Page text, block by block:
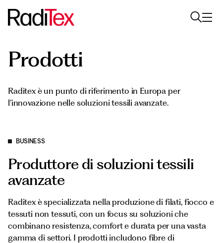
Contatti
Documenti
Italiano
English
Italiano
Chi siamo
Settori
Carriere
Prodotti
Raditex è un punto di riferimento in Europa per
l’innovazione nelle soluzioni tessili avanzate.
BUSINESS
Produttore di soluzioni tessili
avanzate
Raditex è specializzata nella produzione di filati, fiocco e
tessuti non tessuti, con un focus su soluzioni che
combinano resistenza, comfort e durata per una vasta
gamma di settori. I prodotti includono fibre di